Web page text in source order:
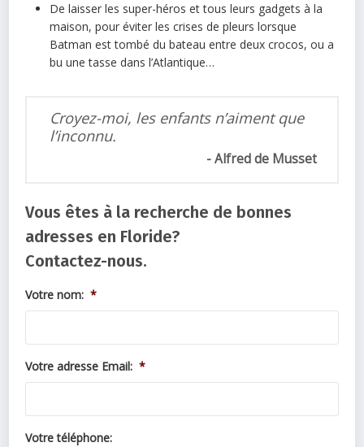
De laisser les super-héros et tous leurs gadgets à la
maison, pour éviter les crises de pleurs lorsque
Batman est tombé du bateau entre deux crocos, ou a
bu une tasse dans l’Atlantique…
Croyez-moi, les enfants n’aiment que
l’inconnu.
Alfred de Musset
Vous êtes à la recherche de bonnes
adresses en Floride?
Contactez-nous.
Votre nom: *
Votre adresse Email: *
Votre téléphone: